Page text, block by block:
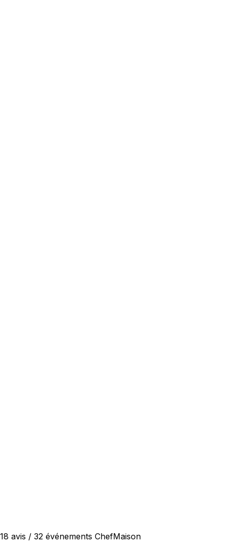
18 avis / 32 événements ChefMaison